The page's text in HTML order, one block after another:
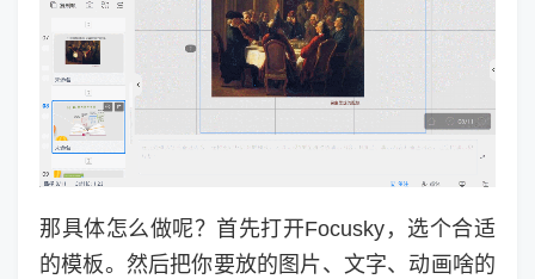
那具体怎么做呢？首先打开Focusky，选个合适
的模板。然后把你要放的图片、文字、动画啥的